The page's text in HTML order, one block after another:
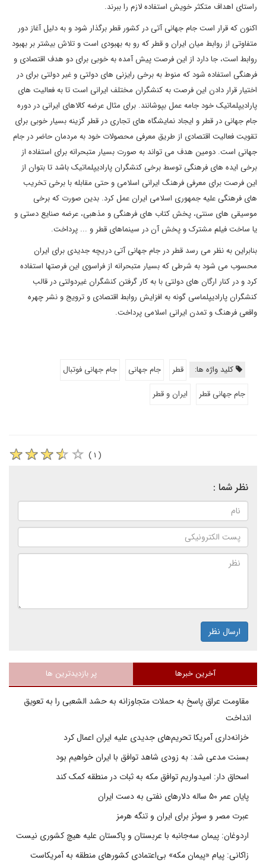
راستای اهداف متکثر خویش استفاده لازم را ببرند.
اکنون که قرار است جام جهانی آتی در کشور قطر برگذار شود و به دلیل آغاز دور
متفاوتی از روابط میان ایران و قطر که رو به بهبودی است و تلاش بیشتر بر بهبود
روابط است، جا دارد از این فرصت پیش آمده به خوبی برای دو هدف اقتصادی و
فرهنگی استفاده شود که منوط به برخی رایزنی های دولتی و غیر دولتی برای در
اختیار قرار دادن این فرصت به کنشگران مختلف ایرانی است تا به فعالیت های
پارادیپلماتیک خود جامه عمل بپوشانند. برای مثال عرضه کالاهای ایرانی در دوره
جام جهانی در قطر و ایجاد نمایشگاه های تجاری در قطر گزینه بسیار خوبی برای
تقویت فعالیت اقتصادی از طریق معرفی محصولات خود به مردمان حاضر در جام
جهانی است. دومین هدف می تواند به صورت بسیار متبحرانه برای استفاده از
برخی ایده های فرهنگی توسط برخی کنشگران پارادیپلماتیک باشد تا بتوان از
این فرصت برای معرفی فرهنگ ایرانی اسلامی و حتی مقابله با برخی تخریب
های فرهنگی علیه جمهوری اسلامی ایران عمل کرد. بدین صورت که برخی
موسیقی های سنتی، پخش کتاب های فرهنگی و مذهبی، عرضه صنایع دستی و
یا ساخت فیلم مشترک و پخش آن در سینماهای قطر و ... پرداخت.
بنابراین به نظر می رسد قطر در جام جهانی آتی دریچه جدیدی برای ایران
محسوب می شود به شرطی که بسیار متبحرانه از فراسوی این فرصتها استفاده
کرد و در کنار ارگان های دولتی با به کار گرفتن کنشگران غیردولتی در قالب
کنشگران پارادیپلماسی گونه به افزایش روابط اقتصادی و ترویج و نشر چهره
واقعی فرهنگ و تمدن ایرانی اسلامی پرداخت.
کلید واژه ها: قطر جام جهانی
جام جهانی فوتبال
جام جهانی قطر
ایران و قطر
( ۱ )
نظر شما :
ارسال نظر
آخرین خبرها پر بازدیدترین ها
مقاومت عراق پاسخ به حملات متجاوزانه به حشد الشعبی را به تعویق
انداخت
خزانه‌داری آمریکا تحریم‌های جدیدی علیه ایران اعمال کرد
بسنت مدعی شد: به زودی شاهد توافق با ایران خواهیم بود
اسحاق دار: امیدواریم توافق مکه به ثبات در منطقه کمک کند
پایان عمر ۵۰ ساله دلارهای نفتی به دست ایران
عبرت مصر و سوئز برای ایران و تنگه هرمز
اردوغان: پیمان سه‌جانبه با عربستان و پاکستان علیه هیچ کشوری نیست
زاکانی: پیام «پیمان مکه» بی‌اعتمادی کشورهای منطقه به آمریکاست